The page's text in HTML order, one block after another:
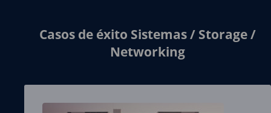
Casos de éxito Sistemas / Storage /
Networking